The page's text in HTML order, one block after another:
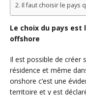
Il faut choisir le pays
Le choix du pays est
offshore
Il est possible de créer
résidence et même
onshore c’est une
territoire et y est